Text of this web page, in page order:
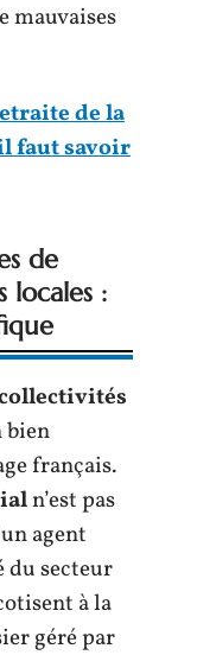
mauvaises
de la
faut savoir
de
locales :
bien
français.
n’est pas
agent
du secteur
à la
géré par